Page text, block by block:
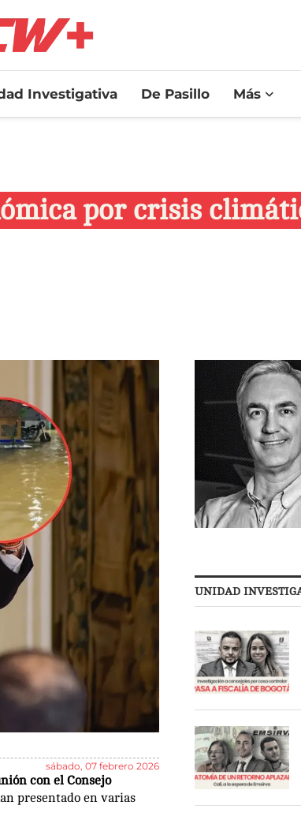
Investigativa De Pasillo Más
por crisis
sábado, 07 febrero 2026
con el Consejo
presentado en varias
UNIDAD